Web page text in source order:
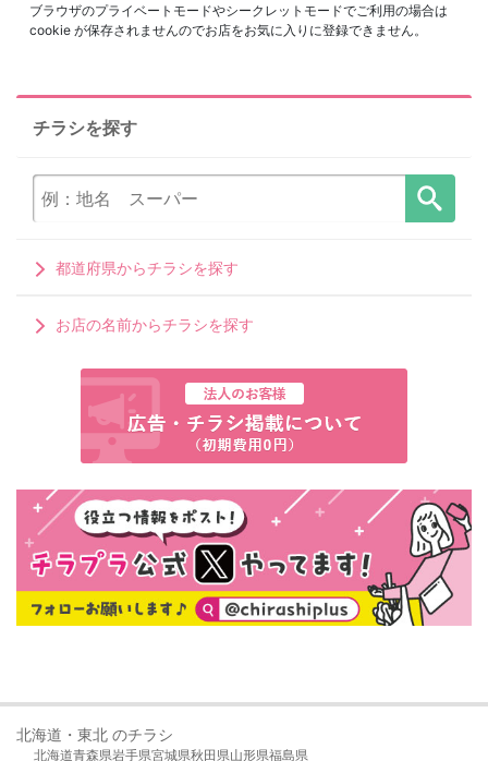
ブラウザのプライベートモードやシークレットモードでご利用の場合は
cookie が保存されませんのでお店をお気に入りに登録できません。
チラシを探す
都道府県からチラシを探す
お店の名前からチラシを探す
北海道・東北 のチラシ
北海道青森県岩手県宮城県秋田県山形県福島県